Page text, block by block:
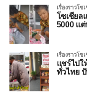
เรื่องราวโซ
โซเชียล
5000 แ
เรื่องราวโซ
แชร์ไปใ
ทั่วไทย